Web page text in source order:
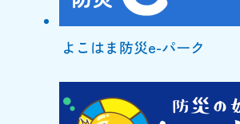
よこはま防災e-パーク